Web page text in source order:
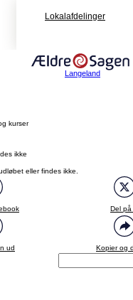
Lokalafdelinger
Langeland
kurser
ikke
eller findes ikke.
Del på
ud Kopier og